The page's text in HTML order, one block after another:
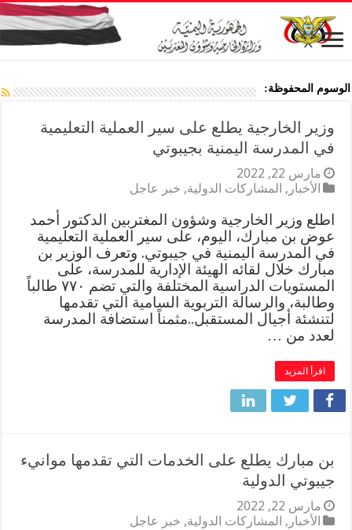
الوسوم المحفوظة:
وزير الخارجية يطلع على سير العملية التعليمية
في المدرسة اليمنية بجيبوتي
مارس 22, 2022
الأخبار , المشاركات الدولية, خبر عاجل
اطلع وزير الخارجية وشؤون المغتربين الدكتور أحمد
عوض بن مبارك، اليوم، على سير العملية التعليمية
في المدرسة اليمنية في جيبوتي. وتعرف الوزير بن
مبارك خلال لقائه الهيئة الإدارية للمدرسة، على
المستويات الدراسية المختلفة والتي تضم ٧٧٠ طالباً
وطالبة، والرسالة التربوية السامية التي تقدمها
لتنشئة أجيال المستقبل..مثمناً استضافة المدرسة
لعدد من …
اقرأ المزيد
بن مبارك يطلع على الخدمات التي تقدمها موانيء
جيبوتي الدولية
مارس 22, 2022
الأخبار , المشاركات الدولية, خبر عاجل